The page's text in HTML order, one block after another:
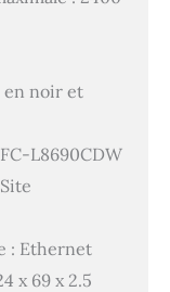
en noir et
L8690CDW
: Ethernet
x 69 x 2.5